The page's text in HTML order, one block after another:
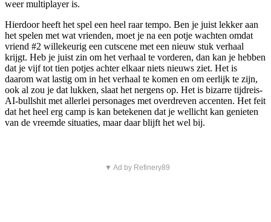
weer multiplayer is.
Hierdoor heeft het spel een heel raar tempo. Ben je juist lekker aan
het spelen met wat vrienden, moet je na een potje wachten omdat
vriend #2 willekeurig een cutscene met een nieuw stuk verhaal
krijgt. Heb je juist zin om het verhaal te vorderen, dan kan je hebben
dat je vijf tot tien potjes achter elkaar niets nieuws ziet. Het is
daarom wat lastig om in het verhaal te komen en om eerlijk te zijn,
ook al zou je dat lukken, slaat het nergens op. Het is bizarre tijdreis-
AI-bullshit met allerlei personages met overdreven accenten. Het feit
dat het heel erg camp is kan betekenen dat je wellicht kan genieten
van de vreemde situaties, maar daar blijft het wel bij.
▼ Ad by Refinery89